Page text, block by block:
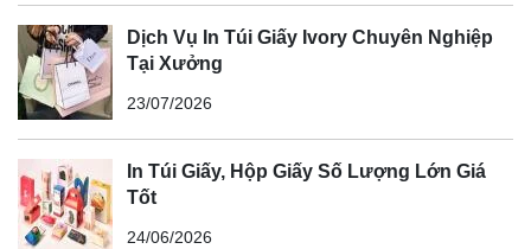
Dịch Vụ In Túi Giấy Ivory Chuyên Nghiệp
Tại Xưởng
23/07/2026
In Túi Giấy, Hộp Giấy Số Lượng Lớn Giá
Tốt
24/06/2026